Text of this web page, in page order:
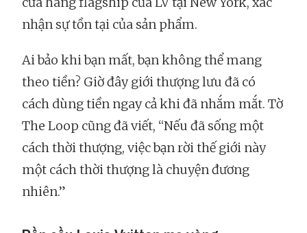
nhận sự tồn tại của sản phẩm.
Ai bảo khi bạn mất, bạn không thể mang
theo tiền? Giờ đây giới thượng lưu đã có
cách dùng tiền ngay cả khi đã nhắm mắt. Tờ
The Loop cũng đã viết, “Nếu đã sống một
cách thời thượng, việc bạn rời thế giới này
một cách thời thượng là chuyện đương
nhiên.”